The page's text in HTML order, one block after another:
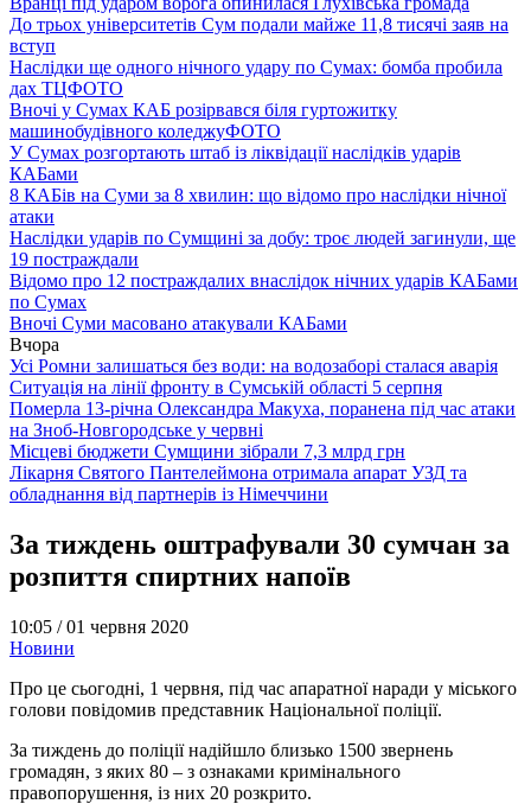
До трьох університетів Сум подали майже 11,8 тисячі заяв на
вступ
Наслідки ще одного нічного удару по Сумах: бомба пробила
дах ТЦФОТО
Вночі у Сумах КАБ розірвався біля гуртожитку
машинобудівного коледжуФОТО
У Сумах розгортають штаб із ліквідації наслідків ударів
КАБами
8 КАБів на Суми за 8 хвилин: що відомо про наслідки нічної
атаки
Наслідки ударів по Сумщині за добу: троє людей загинули, ще
19 постраждали
Відомо про 12 постраждалих внаслідок нічних ударів КАБами
по Сумах
Вночі Суми масовано атакували КАБами
Вчора
Усі Ромни залишаться без води: на водозаборі сталася аварія
Ситуація на лінії фронту в Сумській області 5 серпня
Померла 13-річна Олександра Макуха, поранена під час атаки
на Зноб-Новгородське у червні
Місцеві бюджети Сумщини зібрали 7,3 млрд грн
Лікарня Святого Пантелеймона отримала апарат УЗД та
обладнання від партнерів із Німеччини
За тиждень оштрафували 30 сумчан за
розпиття спиртних напоїв
10:05 /01 червня 2020
Новини
Про це сьогодні, 1 червня, під час апаратної наради у міського
голови повідомив представник Національної поліції.
За тиждень до поліції надійшло близько 1500 звернень
громадян, з яких 80 – з ознаками кримінального
правопорушення, із них 20 розкрито.